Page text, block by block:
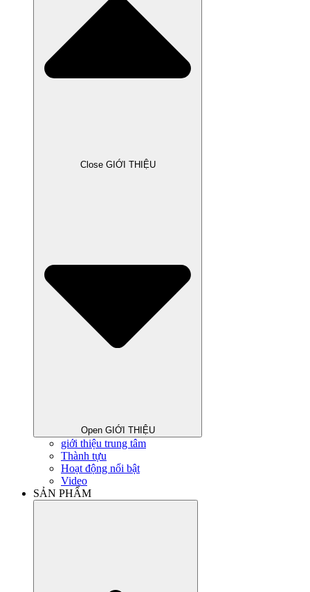
Close GIỚI THIỆU
Open GIỚI THIỆU
giới thiệu trung tâm
Thành tựu
Hoạt động nổi bật
Video
SẢN PHẨM